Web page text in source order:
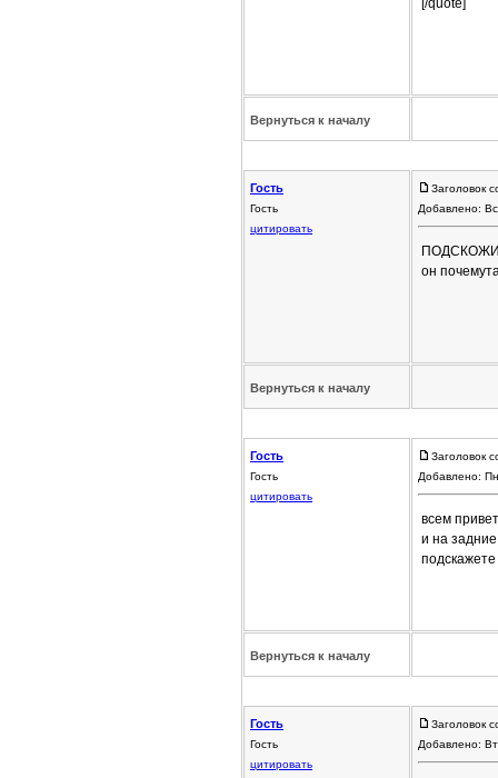
[/quote]
Вернуться к началу
Гость
Гость
цитировать
Заголовок
Добавлено:
он
Вернуться к началу
Гость
Гость
цитировать
Заголовок
Добавлено:
всем
и на
Вернуться к началу
Гость
Гость
цитировать
Заголовок
Добавлено: